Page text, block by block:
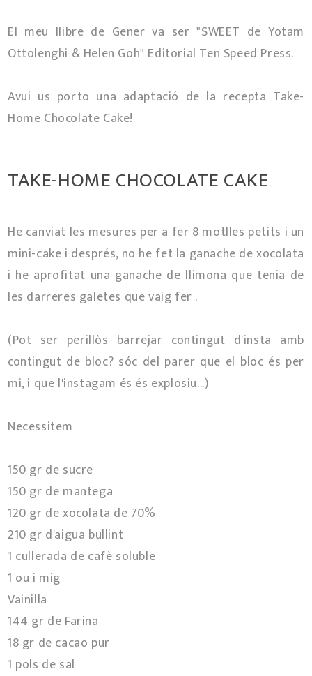
El meu llibre de Gener va ser "SWEET de Yotam
Ottolenghi & Helen Goh" Editorial Ten Speed Press.
Avui us porto una adaptació de la recepta Take-
Home Chocolate Cake!
TAKE-HOME CHOCOLATE CAKE
He canviat les mesures per a fer 8 motlles petits i un
mini-cake i després, no he fet la ganache de xocolata
i he aprofitat una ganache de llimona que tenia de
les darreres galetes que vaig fer .
(Pot ser perillòs barrejar contingut d'insta amb
contingut de bloc? sóc del parer que el bloc és per
mi, i que l'instagam és és explosiu...)
Necessitem
150 gr de sucre
150 gr de mantega
120 gr de xocolata de 70%
210 gr d'aigua bullint
1 cullerada de cafè soluble
1 ou i mig
Vainilla
144 gr de Farina
18 gr de cacao pur
1 pols de sal